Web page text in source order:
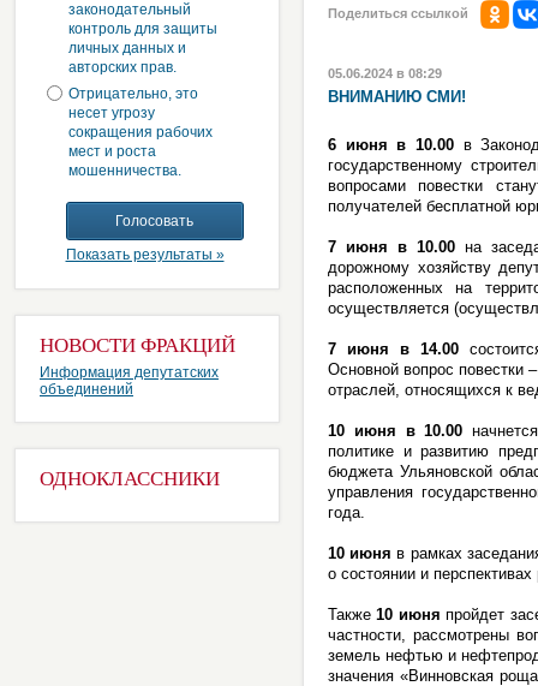
законодательный
контроль для защиты
личных данных и
авторских прав.
Отрицательно, это
несет угрозу
сокращения рабочих
мест и роста
мошенничества.
Показать результаты »
НОВОСТИ ФРАКЦИЙ
Информация депутатских
объединений
ОДНОКЛАССНИКИ
Поделиться ссылкой
05.06.2024 в 08:29
ВНИМАНИЮ СМИ!
6 июня в 10.00 в
государственному
вопросами повестки
получателей бесплатной
7 июня в 10.00 на
дорожному хозяйству
расположенных на
осуществляется
7 июня в 14.00
Основной вопрос повестки
отраслей, относящихся к
10 июня в 10.00
политике и развитию
бюджета Ульяновской
управления
года.
10 июня в рамках
о состоянии и
Также10 июня пройдет
частности, рассмотрены
земель нефтью и
значения «Винновская